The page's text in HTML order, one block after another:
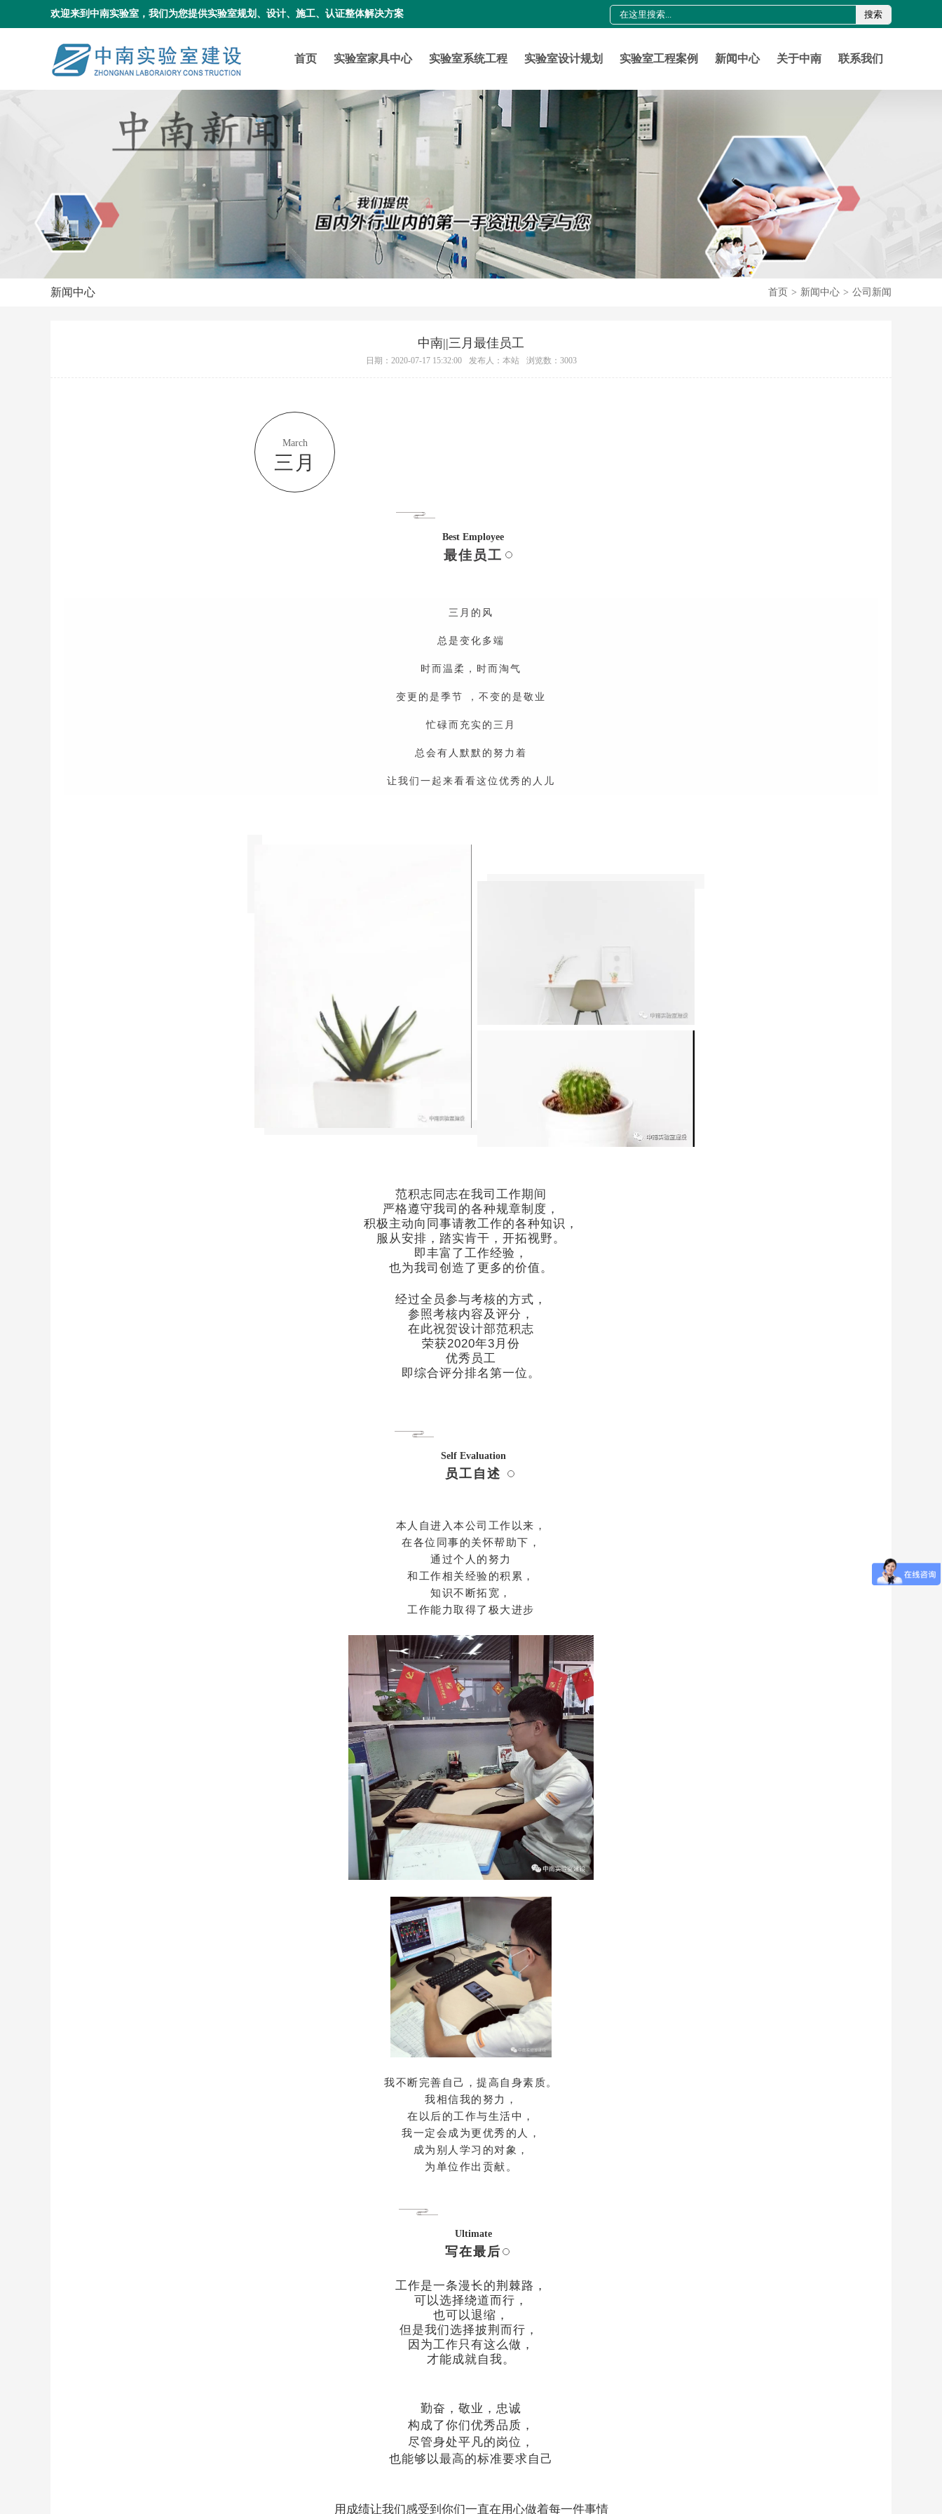
欢迎来到中南实验室，我们为您提供实验室规划、设计、施工、认证整体解决方案 搜索
首页 实验室家具中心 实验室系统工程 实验室设计规划 实验室工程案例 新闻中心 关于中南 联系我们
新闻中心 首页 > 新闻中心 > 公司新闻
中南||三月最佳员工
日期：2020-07-17 15:32:00 发布人：本站 浏览数：3003
March
三月
Best Employee
最佳员工
三月的风
总是变化多端
时而温柔，时而淘气
变更的是季节 ，不变的是敬业
忙碌而充实的三月
总会有人默默的努力着
让我们一起来看看这位优秀的人儿
范积志同志在我司工作期间
严格遵守我司的各种规章制度 ，
积极主动向同事请教工作的各种知识，
服从安排，踏实肯干，开拓视野。
即丰富了工作经验 ，
也为我司创造了更多的价值。
经过全员参与考核的方式，
参照考核内容及评分，
在此祝贺设计部范积志
荣获2020年3月份
优秀员工
即综合评分排名第一位。
Self Evaluation
员工自述
本人自进入本公司工作以来，
在各位同事的关怀帮助下，
通过个人的努力
和工作相关经验的积累，
知识不断拓宽，
工作能力取得了极大进步
我不断完善自己，提高自身素质。
我相信我的努力，
在以后的工作与生活中，
我一定会成为更优秀的人，
成为别人学习的对象，
为单位作出贡献。
Ultimate
写在最后
工作是一条漫长的荆棘路，
可以选择绕道而行，
也可以退缩，
但是我们选择披荆而行，
因为工作只有这么做，
才能成就自我。
勤奋，敬业，忠诚
构成了你们优秀品质，
尽管身处平凡的岗位，
也能够以最高的标准要求自己
用成绩让我们感受到你们一直在用心做着每一件事情